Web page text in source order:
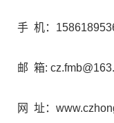
手 机：
邮 箱:
网 址：